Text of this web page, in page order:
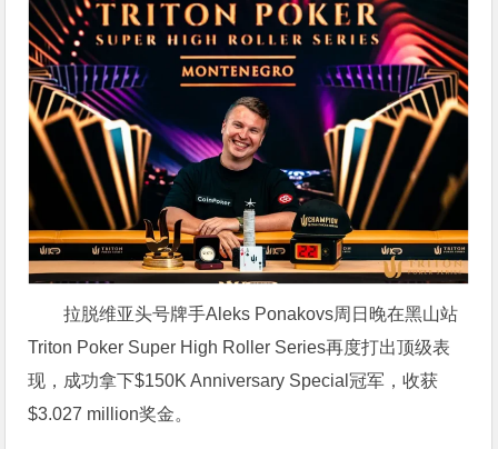
拉脱维亚头号牌手Aleks Ponakovs周日晚在黑山站
Triton Poker Super High Roller Series再度打出顶级表
现，成功拿下$150K Anniversary Special冠军，收获
$3.027 million奖金。